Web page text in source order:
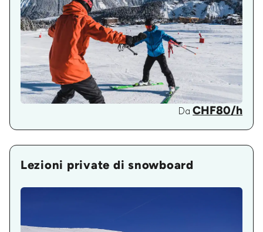
DaCHF80/h
Lezioni private di snowboard